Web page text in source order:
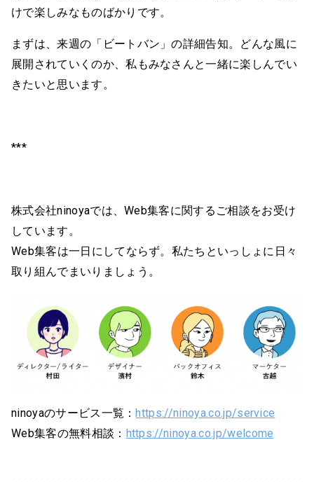
けで楽しみなものばかりです。
まずは、来週の「ビートバン」の詳細告知。どんな風に
展開されていくのか、私もみなさんと一緒に楽しんでい
きたいと思います。
***
株式会社ninoyaでは、Web集客に関するご相談をお受け
しています。
Web集客は一日にしてならず。私たちといっしょに日々
取り組んでまいりましょう。
ninoyaのサービス一覧：https://ninoya.co.jp/service
Web集客の無料相談： https://ninoya.co.jp/welcome